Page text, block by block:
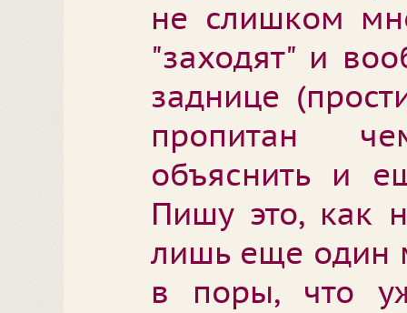
не слишком
"заходят" и
заднице
пропитан
объяснить и
Пишу это, как
лишь еще один
в поры, что